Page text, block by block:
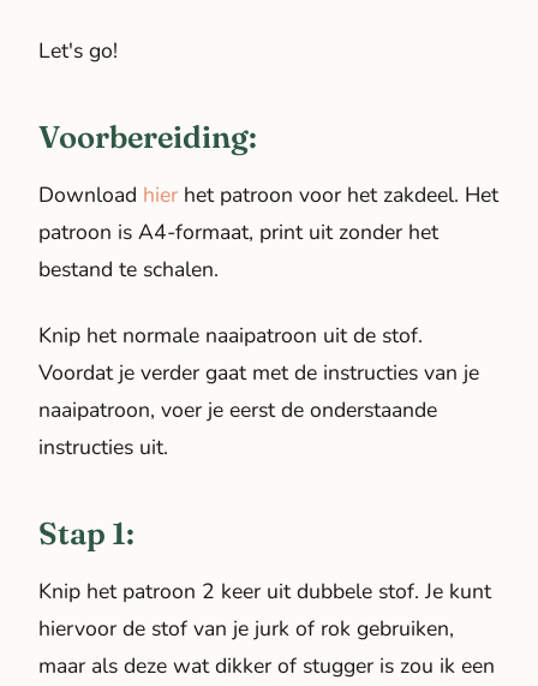
Let's go!
Voorbereiding:
Download hier het patroon voor het zakdeel. Het
patroon is A4-formaat, print uit zonder het
bestand te schalen.
Knip het normale naaipatroon uit de stof.
Voordat je verder gaat met de instructies van je
naaipatroon, voer je eerst de onderstaande
instructies uit.
Stap 1:
Knip het patroon 2 keer uit dubbele stof. Je kunt
hiervoor de stof van je jurk of rok gebruiken,
maar als deze wat dikker of stugger is zou ik een